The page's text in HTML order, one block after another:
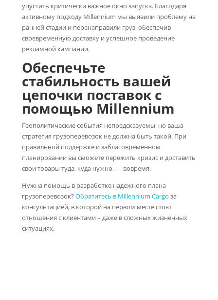
упустить критически важное окно запуска. Благодаря
активному подходу Millennium мы выявили проблему на
ранней стадии и перенаправили груз, обеспечив
своевременную доставку и успешное проведение
рекламной кампании.
Обеспечьте
стабильность вашей
цепочки поставок с
помощью Millennium
Геополитические события непредсказуемы, но ваша
стратегия грузоперевозок не должна быть такой. При
правильной поддержке и заблаговременном
планировании вы сможете пережить кризис и доставить
свои товары туда, куда нужно, — вовремя.
Нужна помощь в разработке надежного плана
грузоперевозок? Обратитесь в Millennium Cargo за
консультацией, в которой на первом месте стоят
отношения с клиентами – даже в сложных жизненных
ситуациях.